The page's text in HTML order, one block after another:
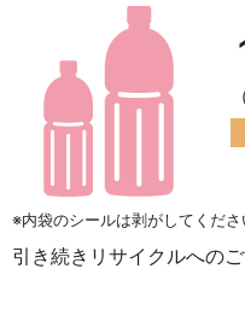
※内袋のシールは剥がしてくださ
引き続きリサイクルへの